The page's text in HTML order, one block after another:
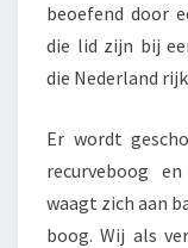
beoefend door
die lid zijn bij
die Nederland
Er wordt
recurveboog
waagt zich aan
boog. Wij als